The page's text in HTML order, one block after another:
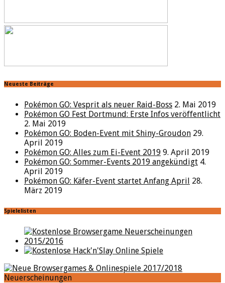
Neueste Beiträge
Pokémon GO: Vesprit als neuer Raid-Boss 2. Mai 2019
Pokémon GO Fest Dortmund: Erste Infos veröffentlicht
2. Mai 2019
Pokémon GO: Boden-Event mit Shiny-Groudon 29.
April 2019
Pokémon GO: Alles zum Ei-Event 2019 9. April 2019
Pokémon GO: Sommer-Events 2019 angekündigt 4.
April 2019
Pokémon GO: Käfer-Event startet Anfang April 28.
März 2019
Spielelisten
Neuerscheinungen